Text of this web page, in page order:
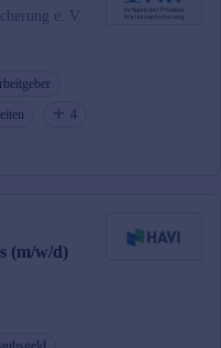
e. V.
4
(m/w/d)